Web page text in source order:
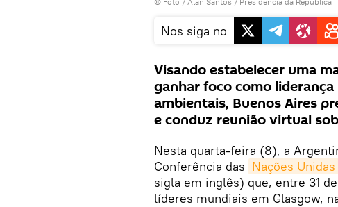
Nos siga no
Visando estabelecer uma
ganhar foco como
ambientais, Buenos Aires
e conduz reunião virtual
Nesta quarta-feira (8), a
Conferência das Nações
sigla em inglês) que, entre 31
líderes mundiais em Glasgow,